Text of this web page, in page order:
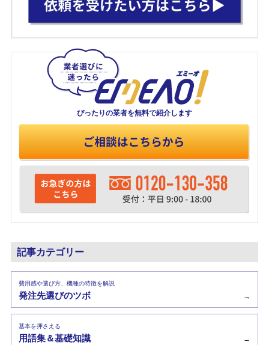
ぴったりの業者を無料で紹介します
記事カテゴリー
費用感や選び方、機種の特徴を解説
発注先選びのツボ →
基本を押さえる
用語集＆基礎知識 →